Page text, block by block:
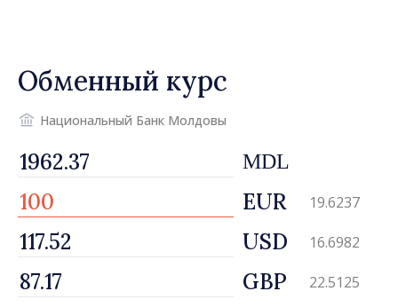
Обменный курс
Национальный Банк Молдовы
MDL
EUR 19.6237
USD 16.6982
GBP 22.5125